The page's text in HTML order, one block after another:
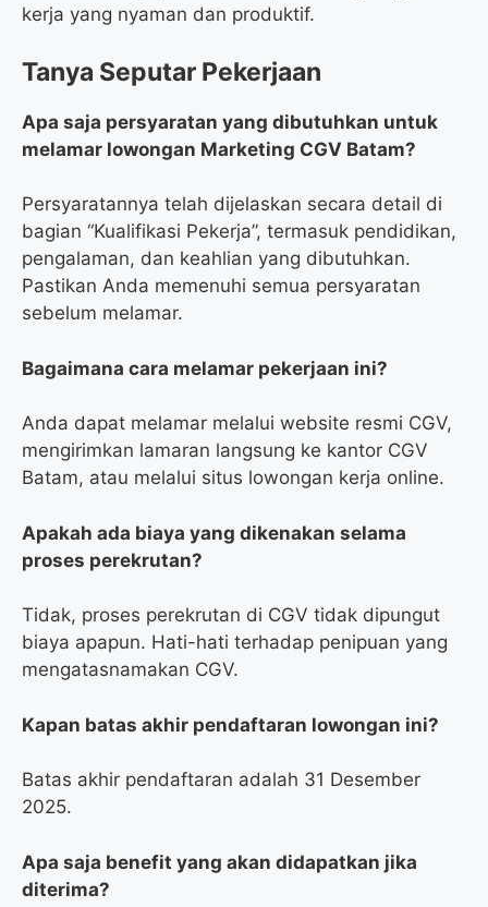
kerja yang nyaman dan produktif.
Tanya Seputar Pekerjaan
Apa saja persyaratan yang dibutuhkan untuk
melamar lowongan Marketing CGV Batam?
Persyaratannya telah dijelaskan secara detail di
bagian “Kualifikasi Pekerja”, termasuk pendidikan,
pengalaman, dan keahlian yang dibutuhkan.
Pastikan Anda memenuhi semua persyaratan
sebelum melamar.
Bagaimana cara melamar pekerjaan ini?
Anda dapat melamar melalui website resmi CGV,
mengirimkan lamaran langsung ke kantor CGV
Batam, atau melalui situs lowongan kerja online.
Apakah ada biaya yang dikenakan selama
proses perekrutan?
Tidak, proses perekrutan di CGV tidak dipungut
biaya apapun. Hati-hati terhadap penipuan yang
mengatasnamakan CGV.
Kapan batas akhir pendaftaran lowongan ini?
Batas akhir pendaftaran adalah 31 Desember
2025.
Apa saja benefit yang akan didapatkan jika
diterima?